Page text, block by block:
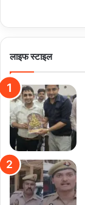
लाइफ स्टाइल